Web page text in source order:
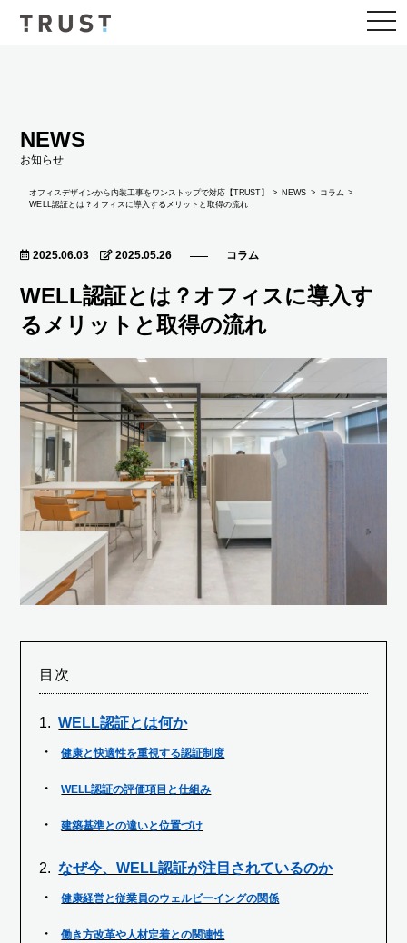
NEWS
お知らせ
オフィスデザインから内装工事をワンストップで対応【TRUST】 NEWS コラム
WELL認証とは？オフィスに導入するメリットと取得の流れ
2025.06.03 2025.05.26 コラム
WELL認証とは？オフィスに導入す
るメリットと取得の流れ
目次
WELL認証とは何か
健康と快適性を重視する認証制度
WELL認証の評価項目と仕組み
建築基準との違いと位置づけ
なぜ今、WELL認証が注目されているのか
健康経営と従業員のウェルビーイングの関係
働き方改革や人材定着との関連性